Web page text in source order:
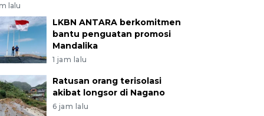
lalu
LKBN ANTARA berkomitmen
bantu penguatan promosi
Mandalika
1 jam lalu
Ratusan orang terisolasi
akibat longsor di Nagano
6 jam lalu